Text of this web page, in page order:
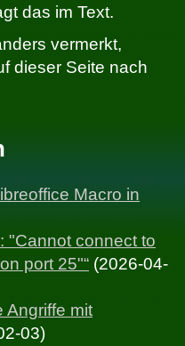
das im Text.
vermerkt,
dieser Seite nach
Macro in
"Cannot connect to
port 25"“ (2026-04-
Angriffe mit
03)